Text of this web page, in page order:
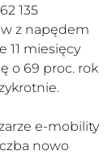
135
z napędem
11 miesięcy
o 69 proc. rok
e-mobility
nowo